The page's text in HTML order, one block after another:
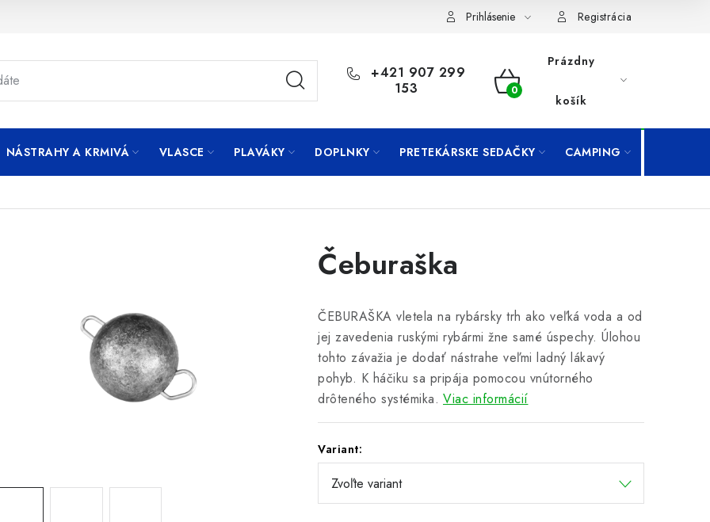
Prihlásenie Registrácia
+421 907 299
153
NÁKUPNÝ
Prázdny
košík
NÁSTRAHY A KRMIVÁ VLASCE PLAVÁKY DOPLNKY PRETEKÁRSKE SEDAČKY CAMPING
Čeburaška
ČEBURAŠKA vletela na rybársky trh ako veľká voda a od
jej zavedenia ruskými rybármi žne samé úspechy. Úlohou
tohto závažia je dodať nástrahe veľmi ladný lákavý
pohyb. K háčiku sa pripája pomocou vnútorného
drôteného systémika. Viac informácií
Variant: